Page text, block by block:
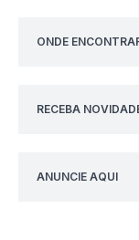
ONDE
RECEBA
ANUNCIE AQUI